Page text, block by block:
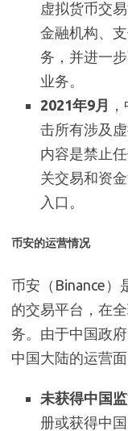
虚拟货币交
金融机构、
务，并进一
业务。
2021年9月
击所有涉及
内容是禁止
关交易和资
入口。
币安的运营情况
币安（Binance）
的交易平台，在
务。由于中国政
中国大陆的运营面
未获得中国
册或获得中